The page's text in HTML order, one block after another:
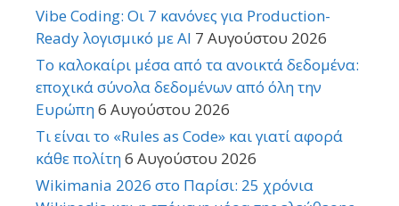
Vibe Coding: Οι 7 κανόνες για Production-
Ready λογισμικό με AI 7 Αυγούστου 2026
Το καλοκαίρι μέσα από τα ανοικτά δεδομένα:
εποχικά σύνολα δεδομένων από όλη την
Ευρώπη6 Αυγούστου 2026
Τι είναι το «Rules as Code» και γιατί αφορά
κάθε πολίτη6 Αυγούστου 2026
Wikimania 2026 στο Παρίσι: 25 χρόνια